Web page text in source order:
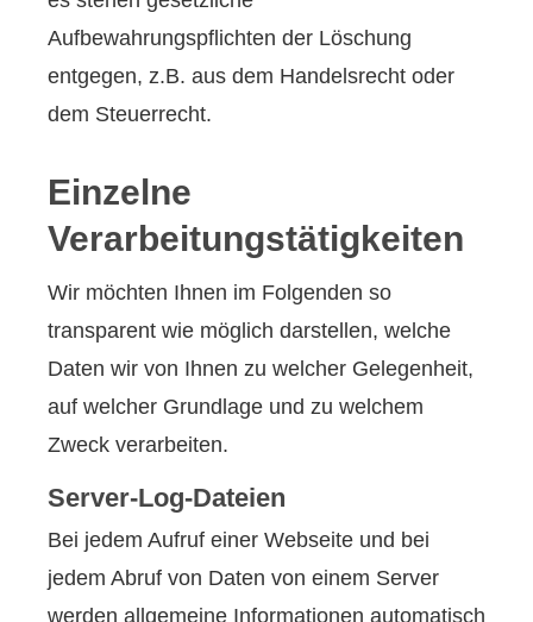
Aufbewahrungspflichten der Löschung
entgegen, z.B. aus dem Handelsrecht oder
dem Steuerrecht.
Einzelne
Verarbeitungstätigkeiten
Wir möchten Ihnen im Folgenden so
transparent wie möglich darstellen, welche
Daten wir von Ihnen zu welcher Gelegenheit,
auf welcher Grundlage und zu welchem
Zweck verarbeiten.
Server-Log-Dateien
Bei jedem Aufruf einer Webseite und bei
jedem Abruf von Daten von einem Server
werden allgemeine Informationen automatisch